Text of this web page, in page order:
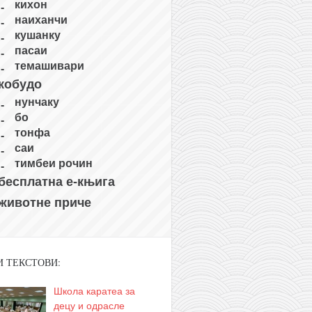
кихон
наиханчи
кушанку
пасаи
темашивари
нунчаку
бо
тонфа
саи
тимбеи рочин
е-књига
приче
ТЕКСТОВИ:
Школа каратеа за
децу и одрасле